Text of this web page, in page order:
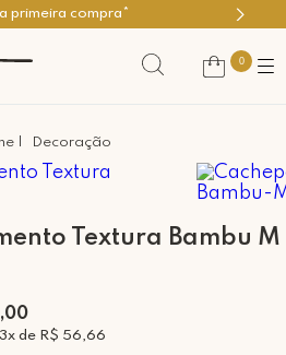
primeira compra*
0
Decoração
Textura Bambu M
3xde R$ 56,66